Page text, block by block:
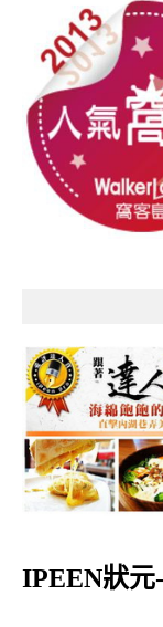
IPEEN狀元